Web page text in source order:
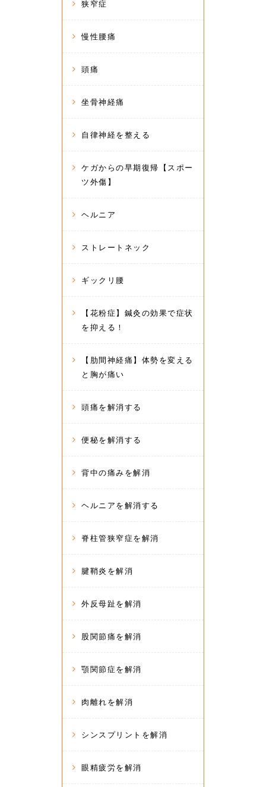
狭窄症
慢性腰痛
頭痛
坐骨神経痛
自律神経を整える
ケガからの早期復帰【スポー
ツ外傷】
ヘルニア
ストレートネック
ギックリ腰
【花粉症】鍼灸の効果で症状
を抑える！
【肋間神経痛】体勢を変える
と胸が痛い
頭痛を解消する
便秘を解消する
背中の痛みを解消
ヘルニアを解消する
脊柱管狭窄症を解消
腱鞘炎を解消
外反母趾を解消
股関節痛を解消
顎関節症を解消
肉離れを解消
シンスプリントを解消
眼精疲労を解消